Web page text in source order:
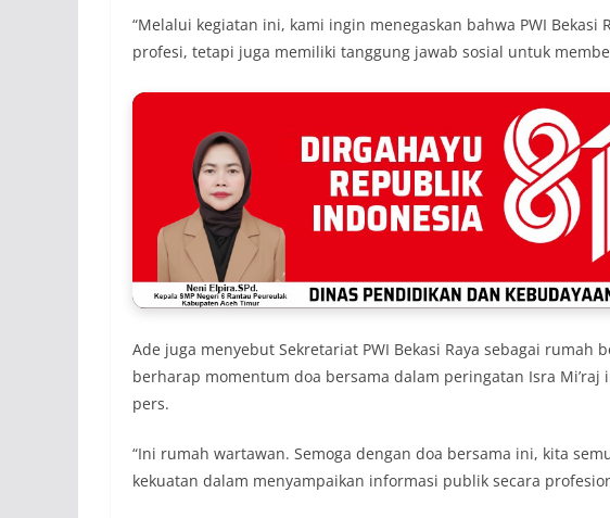
“Melalui kegiatan ini, kami ingin menegaskan bahwa PWI Bekasi
profesi, tetapi juga memiliki tanggung jawab sosial untuk
Ade juga menyebut Sekretariat PWI Bekasi Raya sebagai rumah
berharap momentum doa bersama dalam peringatan Isra
pers.
“Ini rumah wartawan. Semoga dengan doa bersama ini, kita
kekuatan dalam menyampaikan informasi publik secara